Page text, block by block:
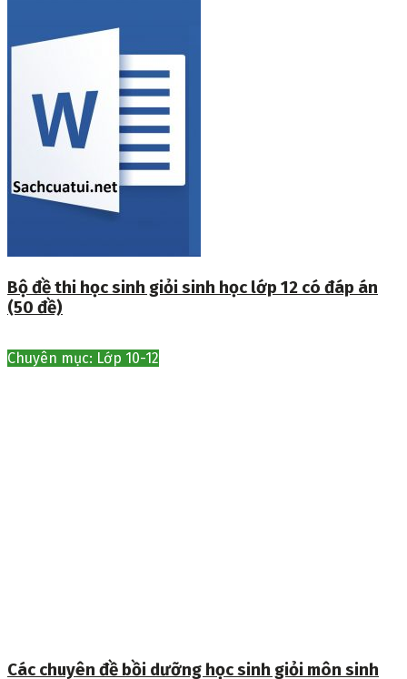
Bộ đề thi học sinh giỏi sinh học lớp 12 có đáp án
(50 đề)
Chuyên mục: Lớp 10-12
Các chuyên đề bồi dưỡng học sinh giỏi môn sinh